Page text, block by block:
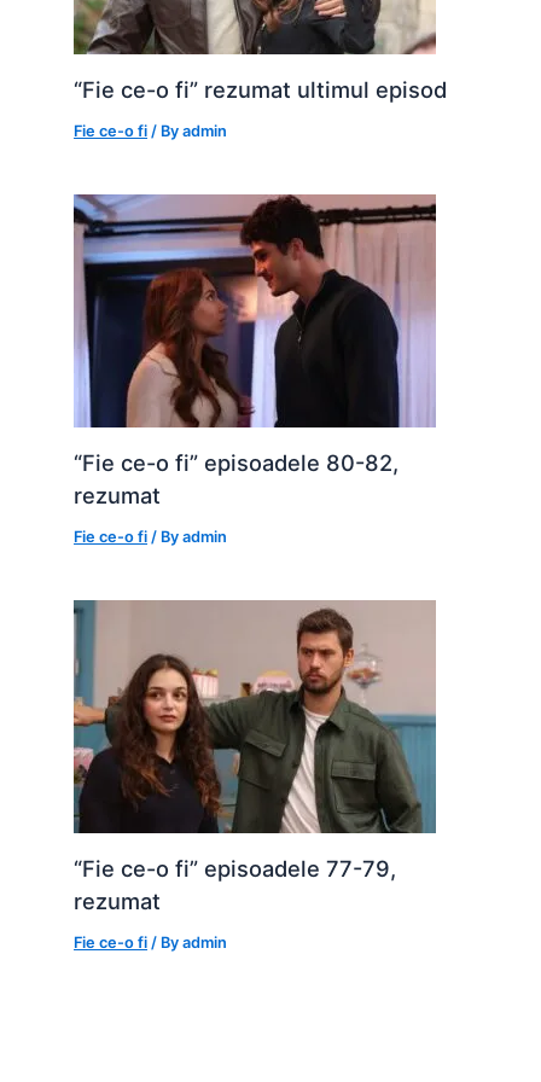
“Fie ce-o fi” rezumat ultimul episod
Fie ce-o fi / Byadmin
“Fie ce-o fi” episoadele 80-82,
rezumat
Fie ce-o fi / Byadmin
“Fie ce-o fi” episoadele 77-79,
rezumat
Fie ce-o fi / Byadmin